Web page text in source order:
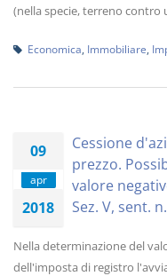
(nella specie, terreno contro
Economica Immobiliare
09
apr
2018
Cessione
prezzo.
valore
Sez. V, sent.
Nella determinazione del
dell'imposta di registro